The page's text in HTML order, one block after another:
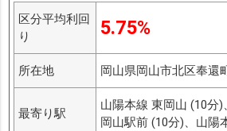
区分平均利回
り
5.75%
所在地 岡山県岡山市北区奉還
最寄り駅
山陽本線 東岡山 (10分
岡山駅前 (10分)、山陽